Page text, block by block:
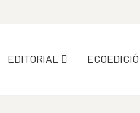
EDITORIAL ECOEDICIÓ